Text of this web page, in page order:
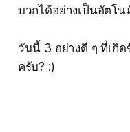
บวกได้อย่างเป็นอัตโ
วันนี้ 3 อย่างดี ๆ ที่เกิ
ครับ? :)